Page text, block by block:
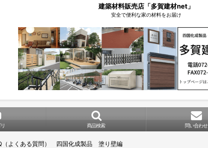
建築材料販売店「多賀建材net」
安全で便利な家の材料をお届け
商品検索 問い合わせ
（よくある質問） 四国化成製品 塗り壁編